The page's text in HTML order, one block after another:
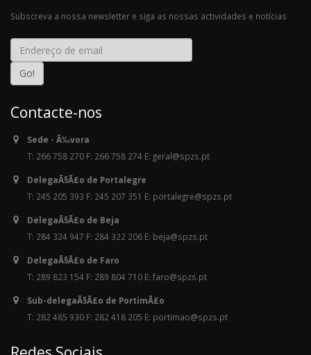
Subscreva a nossa newsletter e siga as nossas actividades e notícias
Contacte-nos
Sede - Ã‰vora
T: 266 758 270 F: 266 758 274 E: geral@spzs.pt
DelegaÃ§Ã£o de Portalegre
T: 245 205 393 F: 245 207 351 E: portalegre@spzs.pt
DelegaÃ§Ã£o de Beja
T: 284 324 947 F: 284 322 206 E: beja@spzs.pt
DelegaÃ§Ã£o de Faro
T: 289 823 154 F: 289 804 710 E: faro@spzs.pt
Sub-delegaÃ§Ã£o de PortimÃ£o
T: 282 485 930 F: 282 418 205 E: portimao@spzs.pt